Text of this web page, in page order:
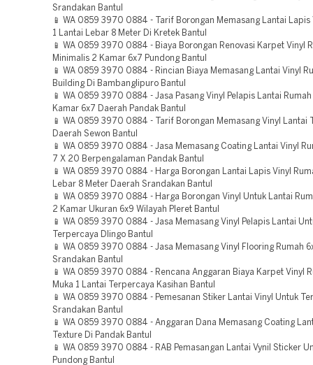
Srandakan Bantul
📱 WA 0859 3970 0884 - Tarif Borongan Memasang Lantai Lapis
1 Lantai Lebar 8 Meter Di Kretek Bantul
📱 WA 0859 3970 0884 - Biaya Borongan Renovasi Karpet Vinyl
Minimalis 2 Kamar 6x7 Pundong Bantul
📱 WA 0859 3970 0884 - Rincian Biaya Memasang Lantai Vinyl
Building Di Bambanglipuro Bantul
📱 WA 0859 3970 0884 - Jasa Pasang Vinyl Pelapis Lantai
Kamar 6x7 Daerah Pandak Bantul
📱 WA 0859 3970 0884 - Tarif Borongan Memasang Vinyl Lantai
Daerah Sewon Bantul
📱 WA 0859 3970 0884 - Jasa Memasang Coating Lantai Vinyl
7 X 20 Berpengalaman Pandak Bantul
📱 WA 0859 3970 0884 - Harga Borongan Lantai Lapis Vinyl
Lebar 8 Meter Daerah Srandakan Bantul
📱 WA 0859 3970 0884 - Harga Borongan Vinyl Untuk Lantai
2 Kamar Ukuran 6x9 Wilayah Pleret Bantul
📱 WA 0859 3970 0884 - Jasa Memasang Vinyl Pelapis Lantai
Terpercaya Dlingo Bantul
📱 WA 0859 3970 0884 - Jasa Memasang Vinyl Flooring Rumah
Srandakan Bantul
📱 WA 0859 3970 0884 - Rencana Anggaran Biaya Karpet Vinyl
Muka 1 Lantai Terpercaya Kasihan Bantul
📱 WA 0859 3970 0884 - Pemesanan Stiker Lantai Vinyl Untuk
Srandakan Bantul
📱 WA 0859 3970 0884 - Anggaran Dana Memasang Coating
Texture Di Pandak Bantul
📱 WA 0859 3970 0884 - RAB Pemasangan Lantai Vynil Sticker
Pundong Bantul